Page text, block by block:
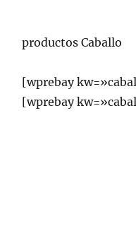
productos Caballo
[wprebay
[wprebay